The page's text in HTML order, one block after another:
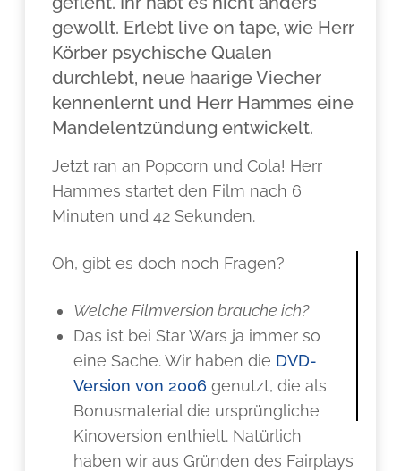
gewollt. Erlebt live on tape, wie Herr
Körber psychische Qualen
durchlebt, neue haarige Viecher
kennenlernt und Herr Hammes eine
Mandelentzündung entwickelt.
Jetzt ran an Popcorn und Cola! Herr
Hammes startet den Film nach 6
Minuten und 42 Sekunden.
Oh, gibt es doch noch Fragen?
Welche Filmversion brauche ich?
Das ist bei Star Wars ja immer so
eine Sache. Wir haben die DVD-
Version von 2006 genutzt, die als
Bonusmaterial die ursprüngliche
Kinoversion enthielt. Natürlich
haben wir aus Gründen des Fairplays